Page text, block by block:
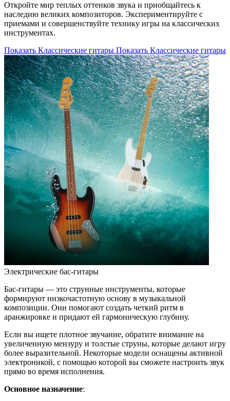
Откройте мир теплых оттенков звука и приобщайтесь к
наследию великих композиторов. Экспериментируйте с
приемами и совершенствуйте технику игры на классических
инструментах.
Показать Классические гитары Показать Классические гитары
Электрические бас-гитары
Бас-гитары — это струнные инструменты, которые
формируют низкочастотную основу в музыкальной
композиции. Они помогают создать четкий ритм в
аранжировке и придают ей гармоническую глубину.
Если вы ищете плотное звучание, обратите внимание на
увеличенную мензуру и толстые струны, которые делают игру
более выразительной. Некоторые модели оснащены активной
электроникой, с помощью которой вы сможете настроить звук
прямо во время исполнения.
Основное назначение: